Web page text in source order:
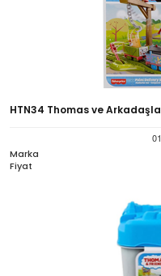
HTN34 Thomas ve
Marka
Fiyat